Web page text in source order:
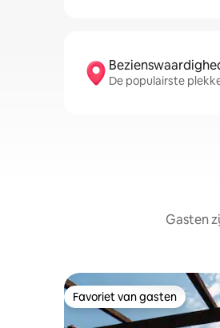
De populairste
Gasten
Favoriet van gasten
Favoriet van gasten